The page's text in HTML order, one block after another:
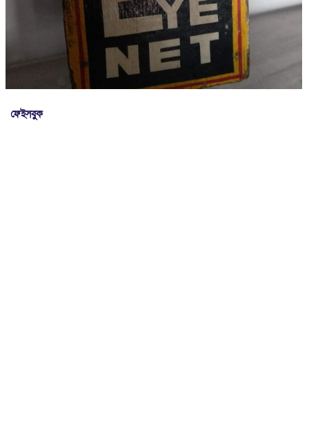
ফেইসবুক